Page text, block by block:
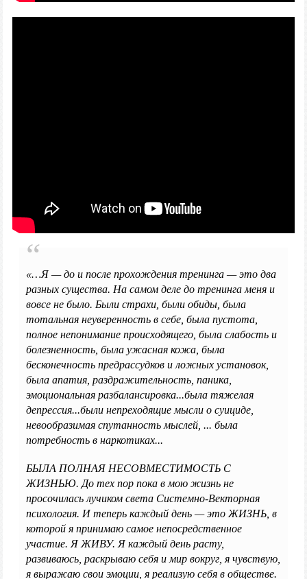
«…Я — до и после прохождения тренинга — это два
разных существа. На самом деле до тренинга меня и
вовсе не было. Были страхи, были обиды, была
тотальная неуверенность в себе, была пустота,
полное непонимание происходящего, была слабость и
болезненность, была ужасная кожа, была
бесконечность предрассудков и ложных установок,
была апатия, раздражительность, паника,
эмоциональная разбалансировка...была тяжелая
депрессия...были непреходящие мысли о суициде,
невообразимая спутанность мыслей, ... была
потребность в наркотиках...
БЫЛА ПОЛНАЯ НЕСОВМЕСТИМОСТЬ С
ЖИЗНЬЮ. До тех пор пока в мою жизнь не
просочилась лучиком света Системно-Векторная
психология. И теперь каждый день — это ЖИЗНЬ, в
которой я принимаю самое непосредственное
участие. Я ЖИВУ. Я каждый день расту,
развиваюсь, раскрываю себя и мир вокруг, я чувствую,
я выражаю свои эмоции, я реализую себя в обществе.